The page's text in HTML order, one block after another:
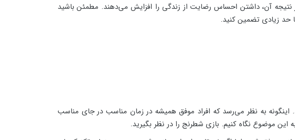
نتیجه آن، داشتن احساس رضایت از زندگی را افزایش می‌دهند. مطمئن باشید
حد زیادی تضمین کنید.
به نظر می‌رسد که افراد موفق همیشه در زمان مناسب در جای مناسب
موضوع نگاه کنیم. بازی شطرنج را در نظر بگیرید.